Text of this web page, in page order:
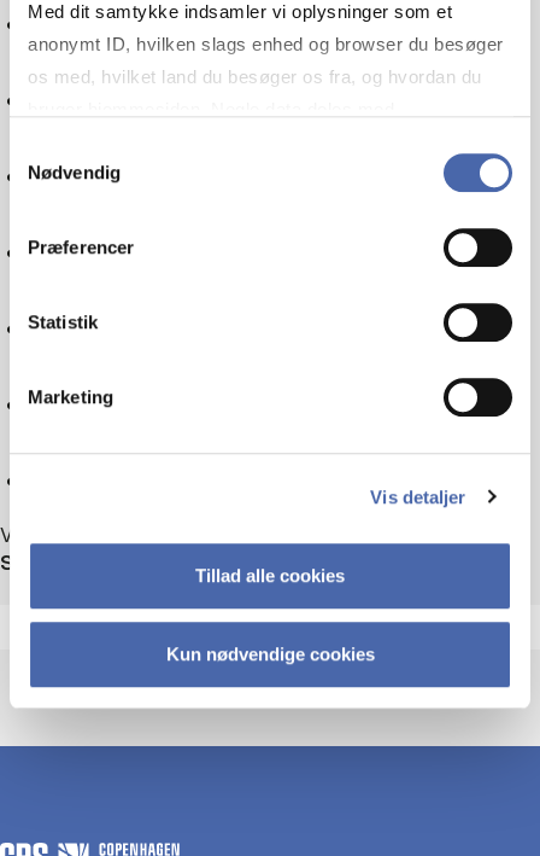
Med dit samtykke indsamler vi oplysninger som et
anonymt ID, hvilken slags enhed og browser du besøger
os med, hvilket land du besøger os fra, og hvordan du
markedsføring. Du bestemmer selv - og kan altid trække
Nødvendig
Præferencer
Statistik
Marketing
Vis detaljer
Tillad alle cookies
Kun nødvendige cookies
Organisation
Politik
Skatteret
Sociologi
Teknologi
Viser 36 ud af 36 arrangementer
Sortér efter